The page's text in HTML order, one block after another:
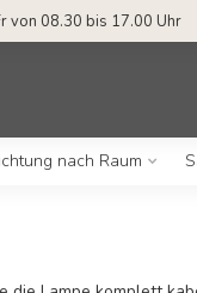
von 08.30 bis 17.00 Uhr
nach Raum